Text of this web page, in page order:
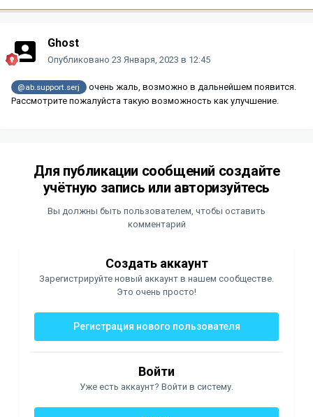
Ghost
Опубликовано 23 Января, 2023 в 12:45
@ab.support.serj
очень жаль, возможно в дальнейшем появится.
Рассмотрите пожалуйста такую возможность как улучшение.
Для публикации сообщений создайте
учётную запись или авторизуйтесь
Вы должны быть пользователем, чтобы оставить
комментарий
Создать аккаунт
Зарегистрируйте новый аккаунт в нашем сообществе.
Это очень просто!
Регистрация нового пользователя
Войти
Уже есть аккаунт? Войти в систему.